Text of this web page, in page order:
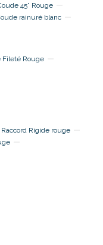
45° Rouge
rainuré blanc
Fileté Rouge
Raccord Rigide rouge